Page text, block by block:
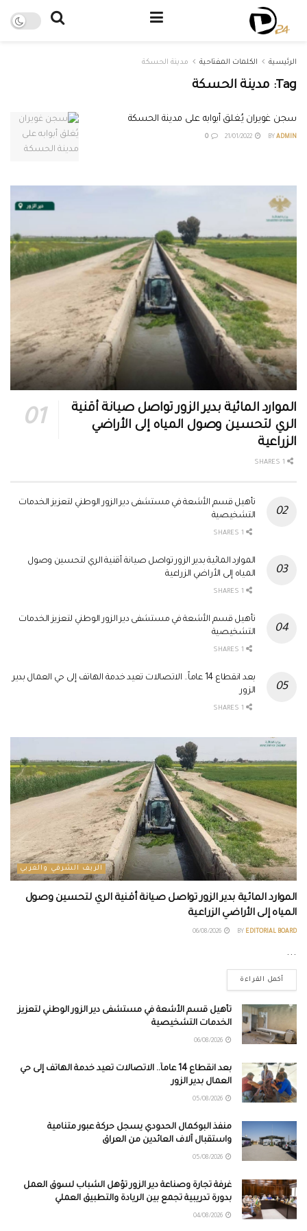
الرئيسية الكلمات المفتاحية مدينة الحسكة
Tag: مدينة الحسكة
سجن غويران يُغلق أبوابه على مدينة الحسكة
BY ADMIN
الموارد المائية بدير الزور تواصل صيانة أقنية
الري لتحسين وصول المياه إلى الأراضي
الزراعية
تأهيل قسم الأشعة في مستشفى دير الزور الوطني لتعزيز الخدمات
التشخيصية
الموارد المائية بدير الزور تواصل صيانة أقنية الري لتحسين وصول
المياه إلى الأراضي الزراعية
تأهيل قسم الأشعة في مستشفى دير الزور الوطني لتعزيز الخدمات
التشخيصية
بعد انقطاع 14 عاماً.. الاتصالات تعيد خدمة الهاتف إلى حي العمال بدير
الزور
الريف الشرقي والغربي
الموارد المائية بدير الزور تواصل صيانة أقنية الري لتحسين وصول
المياه إلى الأراضي الزراعية
BY EDITORIAL BOARD
...
أكمل القراءة
تأهيل قسم الأشعة في مستشفى دير الزور الوطني لتعزيز
الخدمات التشخيصية
بعد انقطاع 14 عاماً.. الاتصالات تعيد خدمة الهاتف إلى حي
العمال بدير الزور
منفذ البوكمال الحدودي يسجل حركة عبور متنامية
واستقبال آلاف العائدين من العراق
غرفة تجارة وصناعة دير الزور تؤهل الشباب لسوق العمل
بدورة تدريبية تجمع بين الريادة والتطبيق العملي